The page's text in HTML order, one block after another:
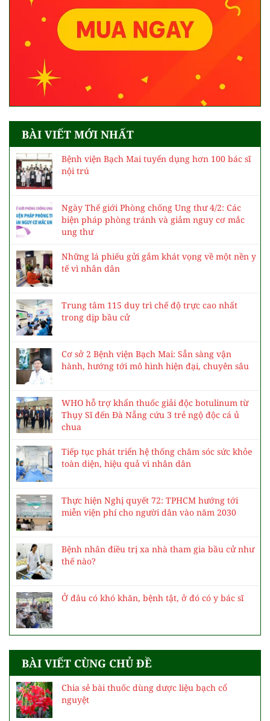
BÀI VIẾT MỚI NHẤT
Bệnh viện Bạch Mai tuyển dụng hơn 100 bác sĩ
nội trú
Ngày Thế giới Phòng chống Ung thư 4/2: Các
biện pháp phòng tránh và giảm nguy cơ mắc
ung thư
Những lá phiếu gửi gắm khát vọng về một nền y
tế vì nhân dân
Trung tâm 115 duy trì chế độ trực cao nhất
trong dịp bầu cử
Cơ sở 2 Bệnh viện Bạch Mai: Sẵn sàng vận
hành, hướng tới mô hình hiện đại, chuyên sâu
WHO hỗ trợ khẩn thuốc giải độc botulinum từ
Thụy Sĩ đến Đà Nẵng cứu 3 trẻ ngộ độc cá ủ
chua
Tiếp tục phát triển hệ thống chăm sóc sức khỏe
toàn diện, hiệu quả vì nhân dân
Thực hiện Nghị quyết 72: TPHCM hướng tới
miễn viện phí cho người dân vào năm 2030
Bệnh nhân điều trị xa nhà tham gia bầu cử như
thế nào?
Ở đâu có khó khăn, bệnh tật, ở đó có y bác sĩ
BÀI VIẾT CÙNG CHỦ ĐỀ
Chia sẻ bài thuốc dùng dược liệu bạch cổ
nguyệt